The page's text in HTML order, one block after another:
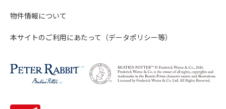
物件情報について
本サイトのご利用にあたって（データポリシー等）